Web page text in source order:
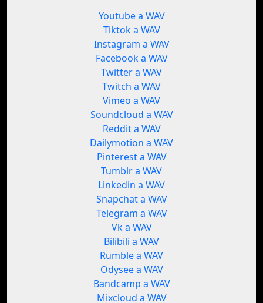
Youtube a WAV
Tiktok a WAV
Instagram a WAV
Facebook a WAV
Twitter a WAV
Twitch a WAV
Vimeo a WAV
Soundcloud a WAV
Reddit a WAV
Dailymotion a WAV
Pinterest a WAV
Tumblr a WAV
Linkedin a WAV
Snapchat a WAV
Telegram a WAV
Vk a WAV
Bilibili a WAV
Rumble a WAV
Odysee a WAV
Bandcamp a WAV
Mixcloud a WAV